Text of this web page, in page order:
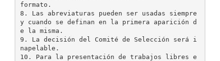
formato.
8. Las abreviaturas pueden ser usadas siempre
y cuando se definan en la primera aparición d
e la misma.
9. La decisión del Comité de Selección será i
napelable.
10. Para la presentación de trabajos libres e